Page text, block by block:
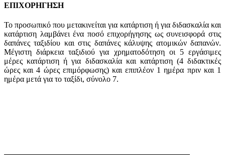
ΕΠΙΧΟΡΗΓΗΣΗ
Το προσωπικό που μετακινείται για κατάρτιση ή για διδασκαλία και
κατάρτιση λαμβάνει ένα ποσό επιχορήγησης ως συνεισφορά στις
δαπάνες ταξιδίου και στις δαπάνες κάλυψης ατομικών δαπανών.
Μέγιστη διάρκεια ταξιδιού για χρηματοδότηση οι 5 εργάσιμες
μέρες κατάρτιση ή για διδασκαλία και κατάρτιση (4 διδακτικές
ώρες και 4 ώρες επιμόρφωσης) και επιπλέον 1 ημέρα πριν και 1
ημέρα μετά για το ταξίδι, σύνολο 7.